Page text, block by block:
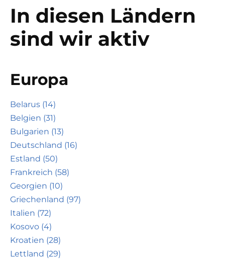
In diesen Ländern
sind wir aktiv
Europa
Belarus (14)
Belgien (31)
Bulgarien (13)
Deutschland (16)
Estland (50)
Frankreich (58)
Georgien (10)
Griechenland (97)
Italien (72)
Kosovo (4)
Kroatien (28)
Lettland (29)